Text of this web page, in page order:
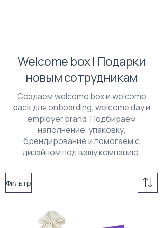
Welcome box | Подарки
новым сотрудникам
Создаем welcome box и welcome
pack для onboarding, welcome day и
employer brand. Подбираем
наполнение, упаковку,
брендирование и помогаем с
дизайном под вашу компанию.
Фильтр